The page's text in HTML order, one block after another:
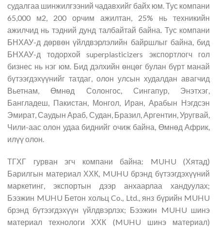
судалгаа шинжилгээний чадавхийг байх юм. Тус компани
65,000 м2, 200 орчим ажилтан, 25% нь техникийн
ажилчид нь тэдний дунд талбайтай байна. Тус компани
БНХАУ-д дөрвөн үйлдвэрлэлийн байршлыг байна, бид
БНХАУ-д тодорхой superplasticizers экспортлогч гол
бизнес нь нэг юм. Бид дэлхийн өнцөг булан бүрт манай
бүтээгдэхүүнийг татдаг, олон улсын худалдан авагчид
Вьетнам, Өмнөд Солонгос, Сингапур, Энэтхэг,
Бангладеш, Пакистан, Монгол, Иран, Арабын Нэгдсэн
Эмират, Саудын Араб, Судан, Бразил, Аргентин, Уругвай,
Чили-аас олон удаа биднийг очиж байна, Өмнөд Африк,
илүү олон.
ТГХГ гурван эгч компани байна: MUHU (Хятад)
Барилгын материал ХХК, MUHU брэнд бүтээгдэхүүний
маркетинг, экспортын дээр анхаарлаа хандуулах;
Бээжин MUHU Бетон хольц Co., Ltd., янз бүрийн MUHU
брэнд бүтээгдэхүүн үйлдвэрлэх; Бээжин MUHU шинэ
материал технологи ХХК (MUHU шинэ материал)